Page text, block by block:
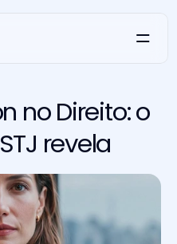
no Direito: o
revela